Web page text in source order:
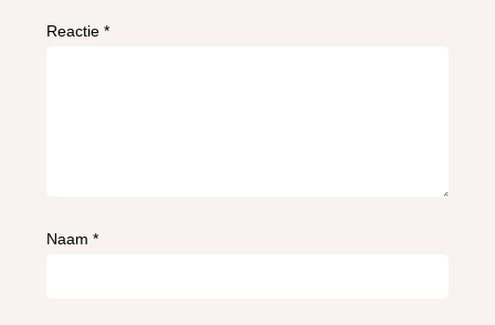
Reactie*
Naam*